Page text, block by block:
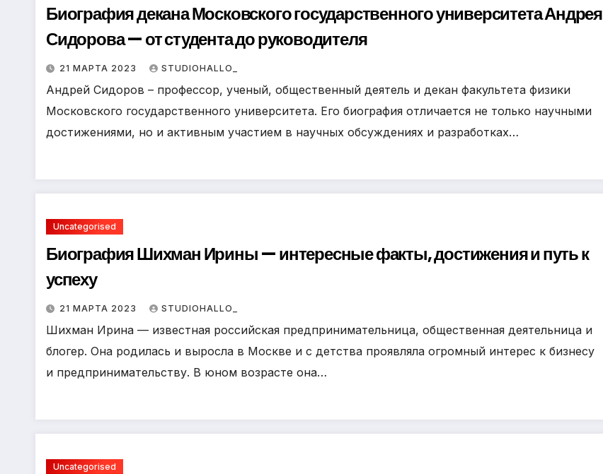
Биография декана Московского государственного университета Андрея
Сидорова — от студента до руководителя
21 МАРТА 2023 STUDIOHALLO_
Андрей Сидоров – профессор, ученый, общественный деятель и декан факультета физики
Московского государственного университета. Его биография отличается не только научными
достижениями, но и активным участием в научных обсуждениях и разработках…
Uncategorised
Биография Шихман Ирины — интересные факты, достижения и путь к
успеху
21 МАРТА 2023 STUDIOHALLO_
Шихман Ирина — известная российская предпринимательница, общественная деятельница и
блогер. Она родилась и выросла в Москве и с детства проявляла огромный интерес к бизнесу
и предпринимательству. В юном возрасте она…
Uncategorised